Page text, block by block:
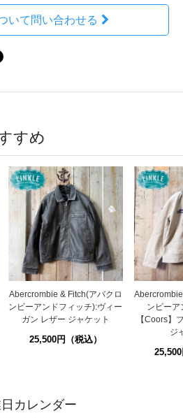
いて問い合わせる
すめ
Abercrombie & Fitch(アバクロ
ンビーアンドフィッチ):ヴィー
ガン レザー ジャケット
25,500円（税込）
ンビーア
【Coors】
ジ
カレンダー